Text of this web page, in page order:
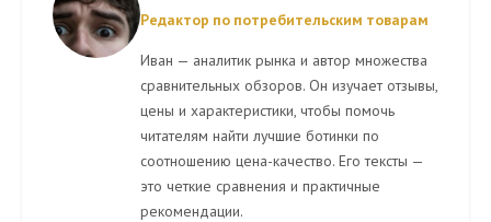
Редактор по потребительским товарам
Иван — аналитик рынка и автор множества
сравнительных обзоров. Он изучает отзывы,
цены и характеристики, чтобы помочь
читателям найти лучшие ботинки по
соотношению цена-качество. Его тексты —
это четкие сравнения и практичные
рекомендации.